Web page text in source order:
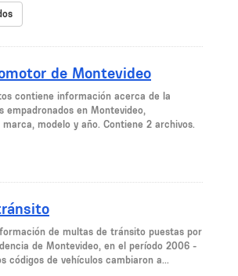
de Montevideo
contiene información acerca de la
empadronados en Montevideo,
modelo y año. Contiene 2 archivos.
de multas de tránsito puestas por
de Montevideo, en el período 2006 -
códigos de vehículos cambiaron a...